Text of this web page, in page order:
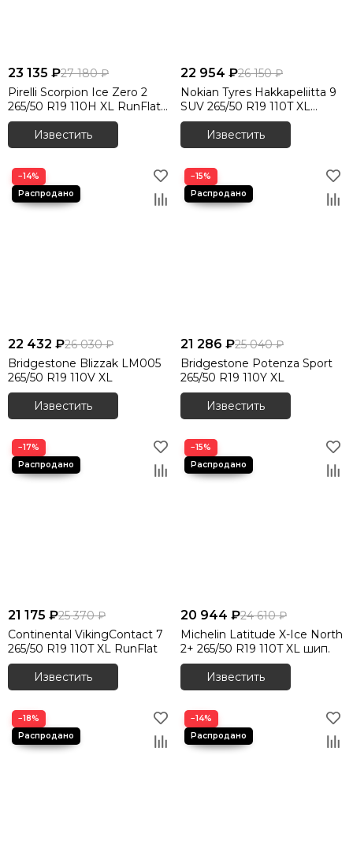
23 135 ₽27 180 ₽
Pirelli Scorpion Ice Zero 2
265/50 R19 110H XL RunFlat
шип.
Известить
22 954 ₽26 150 ₽
Nokian Tyres Hakkapeliitta 9
SUV 265/50 R19 110T XL
RunFlat шип.
Известить
−14%
22 432 ₽26 030 ₽
Bridgestone Blizzak LM005
265/50 R19 110V XL
Известить
−15%
21 286 ₽25 040 ₽
Bridgestone Potenza Sport
265/50 R19 110Y XL
Известить
−17%
21 175 ₽25 370 ₽
Continental VikingContact 7
265/50 R19 110T XL RunFlat
Известить
−15%
20 944 ₽24 610 ₽
Michelin Latitude X-Ice North
2+ 265/50 R19 110T XL шип.
Известить
−18% −14%